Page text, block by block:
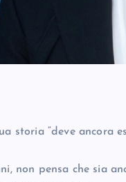
storia “deve ancora
non pensa che sia